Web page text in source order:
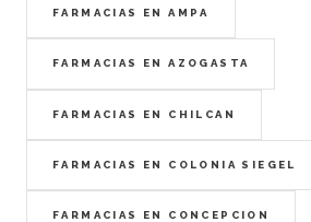
FARMACIAS EN AMPA
FARMACIAS EN AZOGASTA
FARMACIAS EN CHILCAN
FARMACIAS EN COLONIA SIEGEL
FARMACIAS EN CONCEPCION